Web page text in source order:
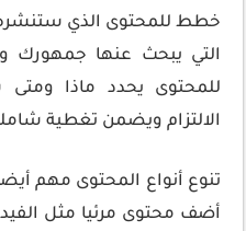
خطط للمحتوى الذي
التي يبحث عنها جمهورك
للمحتوى يحدد ماذا
الالتزام ويضمن تغطية
تنوع أنواع المحتوى مهم
أضف محتوى مرئيا مثل